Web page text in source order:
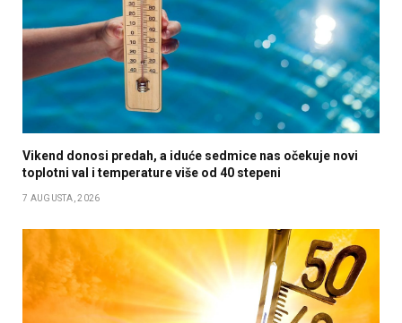
Vikend donosi predah, a iduće sedmice nas očekuje novi
toplotni val i temperature više od 40 stepeni
7 AUGUSTA, 2026